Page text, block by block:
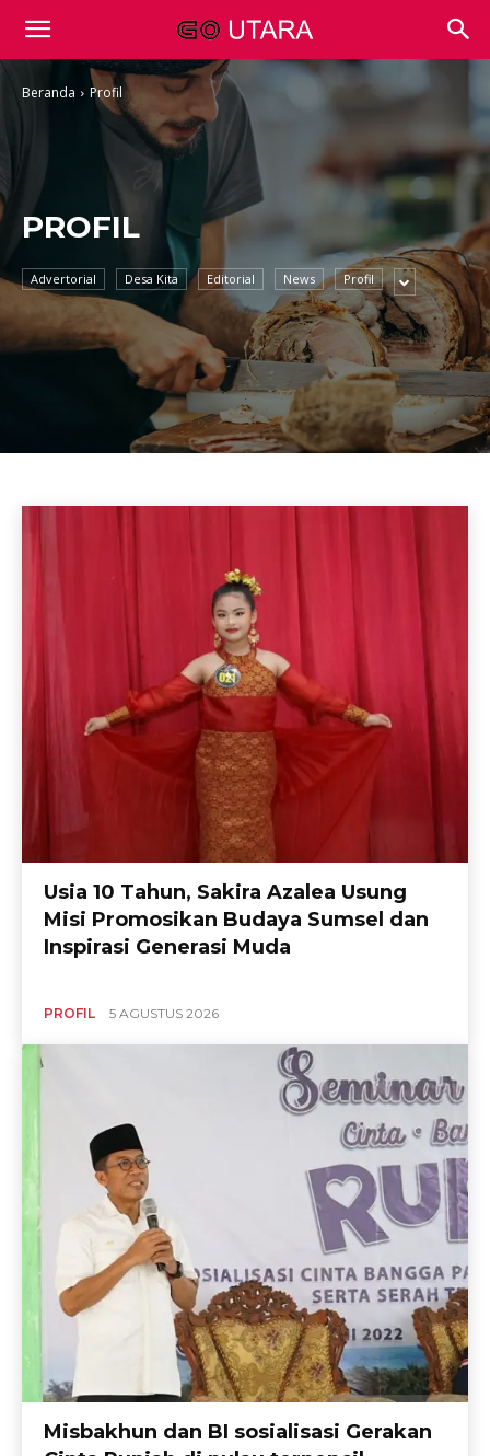
Beranda Profil
PROFIL
Advertorial Desa Kita Editorial News Profil
Usia 10 Tahun, Sakira Azalea Usung
Misi Promosikan Budaya Sumsel dan
Inspirasi Generasi Muda
PROFIL 5 AGUSTUS 2026
Misbakhun dan BI sosialisasi Gerakan